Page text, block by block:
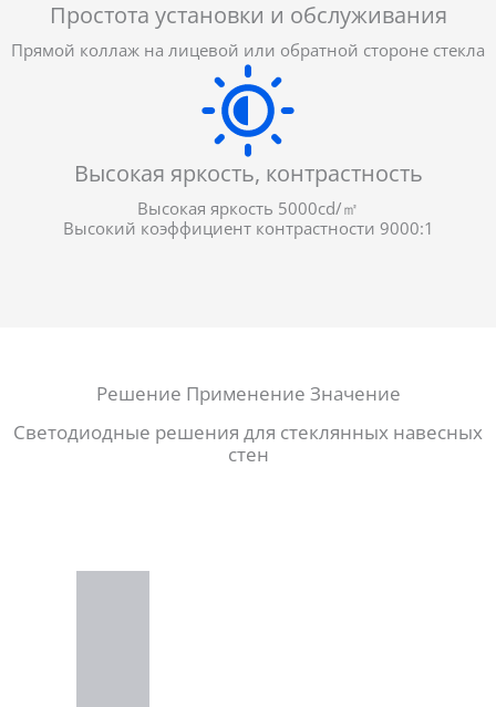
Простота установки и обслуживания
Прямой коллаж на лицевой или обратной стороне стекла
Высокая яркость, контрастность
Высокая яркость 5000cd/㎡
Высокий коэффициент контрастности 9000:1
Решение Применение Значение
Светодиодные решения для стеклянных навесных
стен